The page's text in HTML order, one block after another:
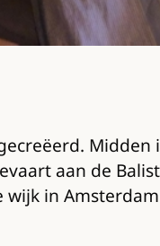
aan de
in